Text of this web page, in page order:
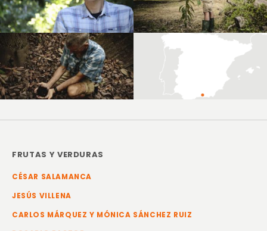
FRUTAS Y VERDURAS
CÉSAR SALAMANCA
JESÚS VILLENA
CARLOS MÁRQUEZ Y MÓNICA SÁNCHEZ RUIZ